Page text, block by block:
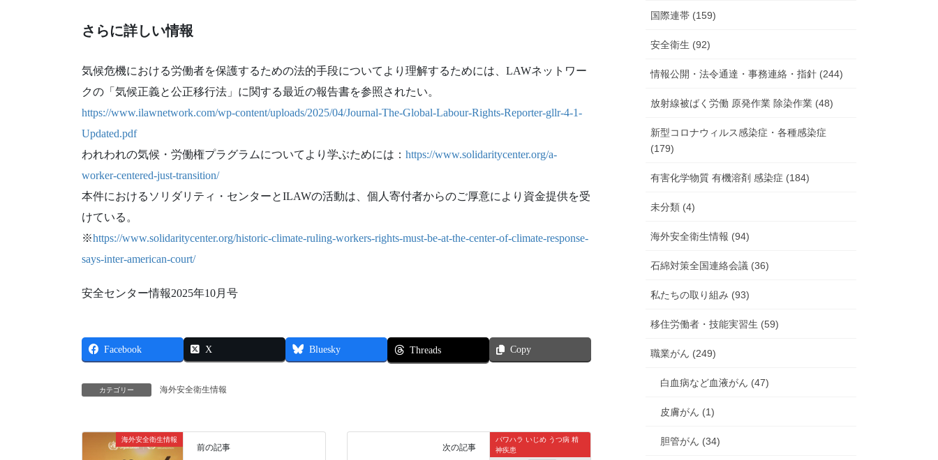
さらに詳しい情報
気候危機における労働者を保護するための法的手段についてより理解するためには、LAWネットワー
クの「気候正義と公正移行法」に関する最近の報告書を参照されたい。
https://www.ilawnetwork.com/wp-content/uploads/2025/04/Journal-The-Global-Labour-Rights-Reporter-gllr-4-1-
Updated.pdf
われわれの気候・労働権プラグラムについてより学ぶためには： https://www.solidaritycenter.org/a-
worker-centered-just-transition/
本件におけるソリダリティ・センターとILAWの活動は、個人寄付者からのご厚意により資金提供を受
けている。
※https://www.solidaritycenter.org/historic-climate-ruling-workers-rights-must-be-at-the-center-of-climate-response-
says-inter-american-court/
安全センター情報2025年10月号
Facebook X Bluesky Threads Copy
カテゴリー 海外安全衛生情報
海外安全衛生情報
前の記事
パワハラ いじめ うつ病 精
神疾患
次の記事
国際連帯 (159)
安全衛生 (92)
情報公開・法令通達・事務連絡・指針 (244)
放射線被ばく労働 原発作業 除染作業 (48)
新型コロナウィルス感染症・各種感染症
(179)
有害化学物質 有機溶剤 感染症 (184)
未分類 (4)
海外安全衛生情報 (94)
石綿対策全国連絡会議 (36)
私たちの取り組み (93)
移住労働者・技能実習生 (59)
職業がん (249)
白血病など血液がん (47)
皮膚がん (1)
胆管がん (34)